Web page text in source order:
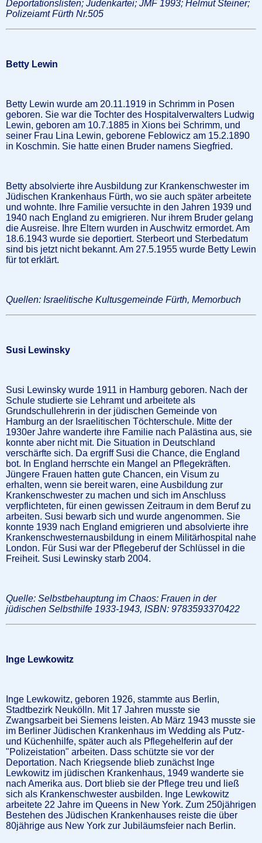
Deportationslisten; Judenkartei; JMF 1993; Helmut Steiner;
Polizeiamt Fürth Nr.505
Betty Lewin
Betty Lewin wurde am 20.11.1919 in Schrimm in Posen
geboren. Sie war die Tochter des Hospitalverwalters Ludwig
Lewin, geboren am 10.7.1885 in Xions bei Schrimm, und
seiner Frau Lina Lewin, geborene Feblowicz am 15.2.1890
in Koschmin. Sie hatte einen Bruder namens Siegfried.
Betty absolvierte ihre Ausbildung zur Krankenschwester im
Jüdischen Krankenhaus Fürth, wo sie auch später arbeitete
und wohnte. Ihre Familie versuchte in den Jahren 1939 und
1940 nach England zu emigrieren. Nur ihrem Bruder gelang
die Ausreise. Ihre Eltern wurden in Auschwitz ermordet. Am
18.6.1943 wurde sie deportiert. Sterbeort und Sterbedatum
sind bis jetzt nicht bekannt. Am 27.5.1955 wurde Betty Lewin
für tot erklärt.
Quellen: Israelitische Kultusgemeinde Fürth, Memorbuch
Susi Lewinsky
Susi Lewinsky wurde 1911 in Hamburg geboren. Nach der
Schule studierte sie Lehramt und arbeitete als
Grundschullehrerin in der jüdischen Gemeinde von
Hamburg an der Israelitischen Töchterschule. Mitte der
1930er Jahre wanderte ihre Familie nach Palästina aus, sie
konnte aber nicht mit. Die Situation in Deutschland
verschärfte sich. Da ergriff Susi die Chance, die England
bot. In England herrschte ein Mangel an Pflegekräften.
Jüngere Frauen hatten gute Chancen, ein Visum zu
erhalten, wenn sie bereit waren, eine Ausbildung zur
Krankenschwester zu machen und sich im Anschluss
verpflichteten, für einen gewissen Zeitraum in dem Beruf zu
arbeiten. Susi bewarb sich und wurde angenommen. Sie
konnte 1939 nach England emigrieren und absolvierte ihre
Krankenschwesternausbildung in einem Militärhospital nahe
London. Für Susi war der Pflegeberuf der Schlüssel in die
Freiheit. Susi Lewinsky starb 2004.
Quelle: Selbstbehauptung im Chaos: Frauen in der
jüdischen Selbsthilfe 1933-1943, ISBN: 9783593370422
nge Lewkowitz
Inge Lewkowitz, geboren 1926, stammte aus Berlin,
Stadtbezirk Neukölln. Mit 17 Jahren musste sie
Zwangsarbeit bei Siemens leisten. Ab März 1943 musste sie
im Berliner Jüdischen Krankenhaus im Wedding als Putz-
und Küchenhilfe, später auch als Pflegehelferin auf der
"Polizeistation" arbeiten. Dass schützte sie vor der
Deportation. Nach Kriegsende blieb zunächst Inge
Lewkowitz im jüdischen Krankenhaus, 1949 wanderte sie
nach Amerika aus. Dort blieb sie der Pflege treu und ließ
sich als Krankenschwester ausbilden. Inge Lewkowitz
arbeitete 22 Jahre im Queens in New York. Zum 250jährigen
Bestehen des Jüdischen Krankenhauses reiste die über
80jährige aus New York zur Jubiläumsfeier nach Berlin.